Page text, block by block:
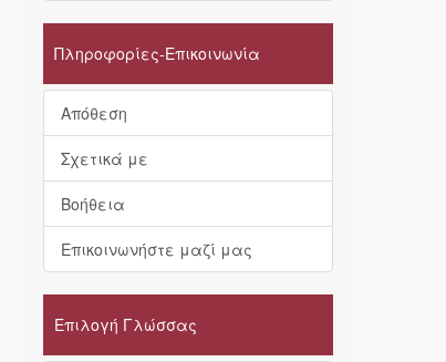
Πληροφορίες-Επικοινωνία
Απόθεση
Σχετικά με
Βοήθεια
Επικοινωνήστε μαζί μας
Επιλογή Γλώσσας